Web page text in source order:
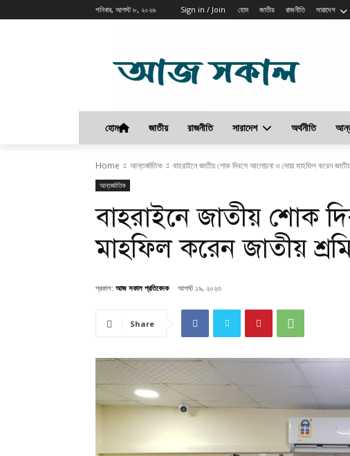
শনিবার, আগস্ট ৮, ২০২৬ Sign in / Join হোম জাতীয় রাজনীতি সারাদেশ
হোম জাতীয় রাজনীতি সারাদেশ অর্থনীতি
Home আন্তর্জাতিক বাহরাইনে জাতীয় শোক দিবসে আলোচনা ও দোয়া মাহফিল করেন
আন্তর্জাতিক
বাহরাইনে জাতীয় শোক
মাহফিল করেন জাতীয়
প্রকাশ: আজ সকাল প্রতিবেদক আগস্ট ১৯, ২০২৩
Share